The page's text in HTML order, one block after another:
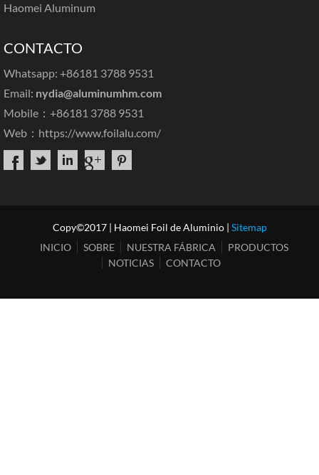
Haomei Aluminum
CONTACTO
Whatsapp: +86181 3788 9531
Email: nydia@aluminumhm.com
Mobile：+86181 3788 9531
Web： https://www.foilalu.com/
Copy©2017 | Haomei Foil de Aluminio | Sitemap
INICIO
SOBRE NUESTRA FÁBRICA
PRODUCTOS
NOTICIAS
CONTACTO